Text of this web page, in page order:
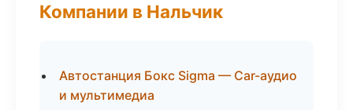
Компании в Нальчик
Автостанция Бокс Sigma — Car-аудио
и мультимедиа